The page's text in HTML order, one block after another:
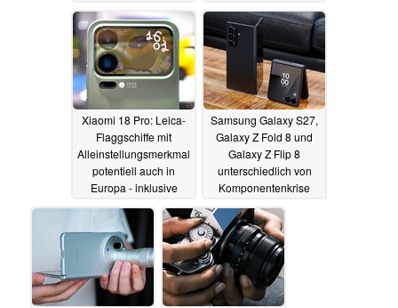
23.06.2026
Xiaomi 18 Pro: Leica-
Flaggschiffe mit
Alleinstellungsmerkmal
potentiell auch in
Europa - inklusive
18.06.2026
Samsung Galaxy S27,
Galaxy Z Fold 8 und
Galaxy Z Flip 8
unterschiedlich von
Komponentenkrise
18.06.2026